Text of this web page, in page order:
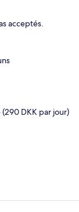
acceptés.
DKK par jour)